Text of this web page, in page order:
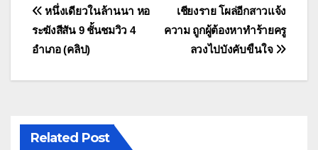
แนะแนว
เรื่อง
เชียงราย โผล่อีกสาวแจ้ง
ความ ถูกผู้ต้องหาทำร้ายครู
ลวงไปบังคับขืนใจ
หนึ่งเดียวในล้านนา หอ
ระฆังสีสัน 9 ชั้นชมวิว 4
อำเภอ (คลิป)
Related Post